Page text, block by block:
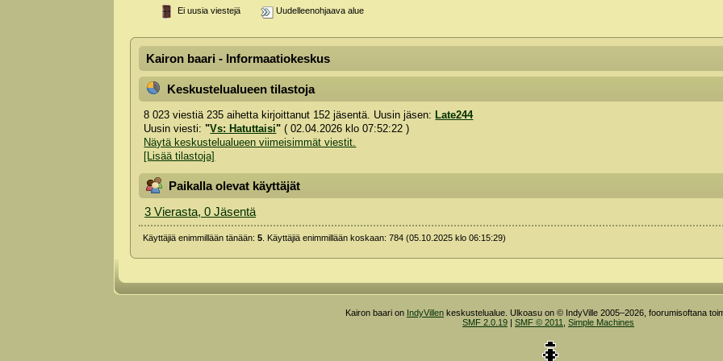
Ei uusia viestejä Uudelleenohjaava alue
Kairon baari - Informaatiokeskus
Keskustelualueen tilastoja
8 023 viestiä 235 aihetta kirjoittanut 152 jäsentä. Uusin jäsen:Late244
Uusin viesti:"Vs: Hatuttaisi" ( 02.04.2026 klo 07:52:22 )
Näytä keskustelualueen viimeisimmät viestit.
[Lisää tilastoja]
Paikalla olevat käyttäjät
3 Vierasta, 0 Jäsentä
Käyttäjiä enimmillään tänään:5 . Käyttäjiä enimmillään koskaan: 784 (05.10.2025 klo 06:15:29)
Kairon baari on IndyVillenkeskustelualue. Ulkoasu on © IndyVille 2005–2026, foorumisoftana
SMF 2.0.19| SMF © 2011 Simple Machines